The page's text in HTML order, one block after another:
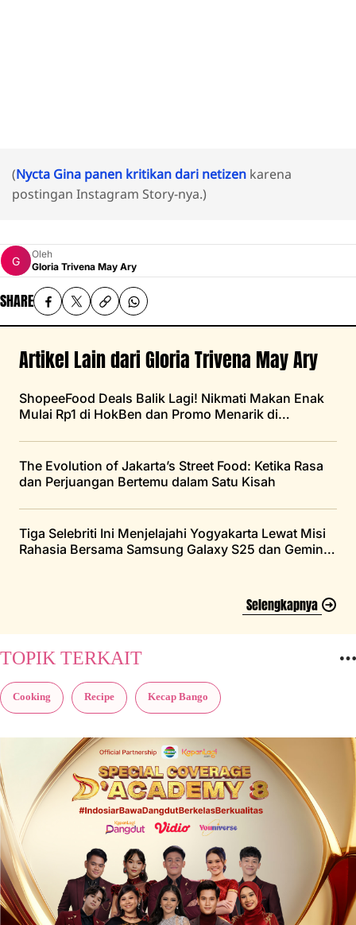
(Nycta Gina panen kritikan dari netizen karena
postingan Instagram Story-nya.)
Oleh
Gloria Trivena May Ary
SHARE
Artikel Lain dari Gloria Trivena May Ary
ShopeeFood Deals Balik Lagi! Nikmati Makan Enak
Mulai Rp1 di HokBen dan Promo Menarik di
The Evolution of Jakarta’s Street Food: Ketika Rasa
dan Perjuangan Bertemu dalam Satu Kisah
Tiga Selebriti Ini Menjelajahi Yogyakarta Lewat Misi
Rahasia Bersama Samsung Galaxy S25 dan Gemini,
Selengkapnya
TOPIK TERKAIT
Cooking Recipe Kecap Bango